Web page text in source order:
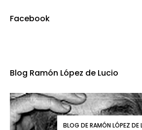
Facebook
Blog Ramón López de Lucio
BLOG DE RAMÓN LÓPEZ DE